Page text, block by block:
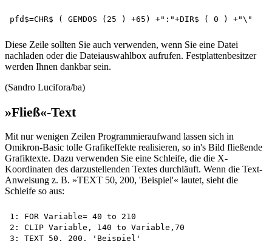
Diese Zeile sollten Sie auch verwenden, wenn Sie eine Datei
nachladen oder die Dateiauswahlbox aufrufen. Festplattenbesitzer
werden Ihnen dankbar sein.
(Sandro Lucifora/ba)
»Fließ«-Text
Mit nur wenigen Zeilen Programmieraufwand lassen sich in
Omikron-Basic tolle Grafikeffekte realisieren, so in's Bild fließende
Grafiktexte. Dazu verwenden Sie eine Schleife, die die X-
Koordinaten des darzustellenden Textes durchläuft. Wenn die Text-
Anweisung z. B. »TEXT 50, 200, 'Beispiel'« lautet, sieht die
Schleife so aus:
1: FOR Variable= 40 to 210
2: CLIP Variable, 140 to Variable,70
3: TEXT 50, 200, 'Beispiel'